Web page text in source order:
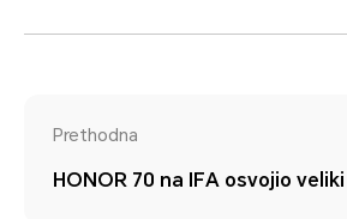
Prethodna
HONOR 70 na IFA osvojio